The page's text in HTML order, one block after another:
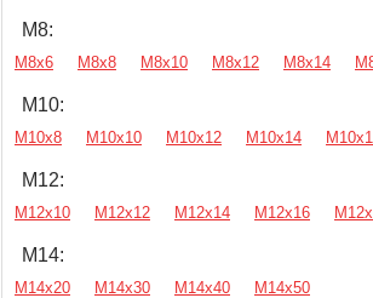
М8:
М8х6 М8х8 М8х10 М8х12 М8х14
М10:
М10х8 М10х10 М10х12 М10х14
М12:
М12х10 М12х12 М12х14 М12х16
М14:
М14х20 М14х30 М14х40 М14х50